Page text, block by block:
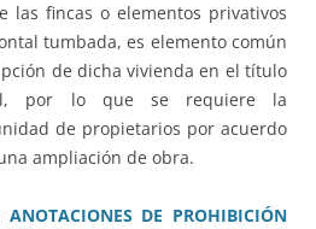
las fincas o elementos privativos
tumbada, es elemento común
de dicha vivienda en el título
por lo que se requiere la
de propietarios por acuerdo
ampliación de obra.
DE PROHIBICIÓN